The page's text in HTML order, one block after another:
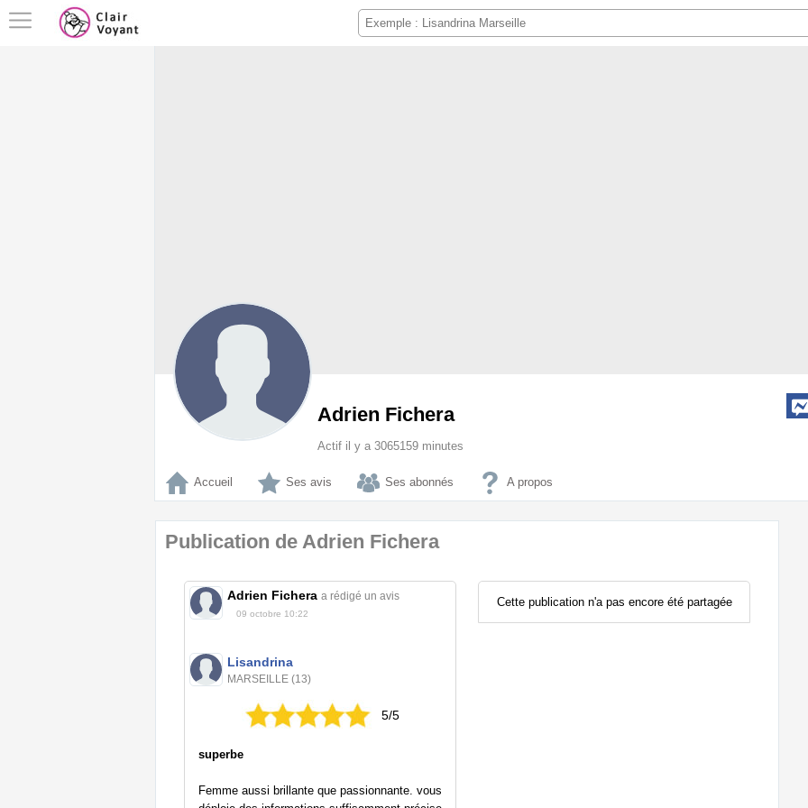
Adrien Fichera
Actif il y a 3065159 minutes
Accueil Ses avis Ses abonnés A propos
Publication de Adrien Fichera
Adrien Fichera a rédigé un avis
09 octobre 10:22
Lisandrina
MARSEILLE (13)
5/5
superbe
Femme aussi brillante que passionnante. vous
Cette publication n'a pas encore été partagée